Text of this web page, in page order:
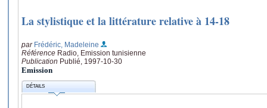
La stylistique et la littérature relative à 14-18
par Frédéric, Madeleine
Référence Radio, Emission tunisienne
Publication Publié, 1997-10-30
Emission
DÉTAILS